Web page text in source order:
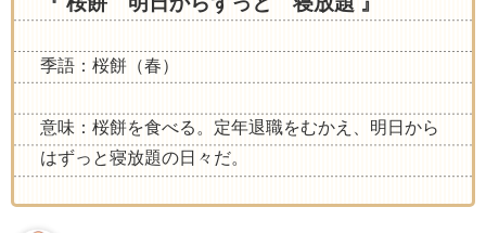
季語：桜餅（春）
意味：桜餅を食べる。定年退職をむかえ、明日から
はずっと寝放題の日々だ。